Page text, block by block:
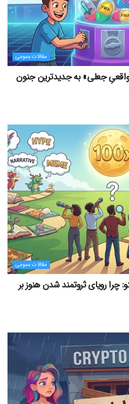
مقالات عمومی
جعلی» به جدیدترین جنون
مقالات عمومی
کریپتو: چرا رویای ثروتمند شدن هنوز بر